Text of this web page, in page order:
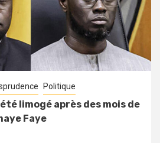
Politique
limogé après des mois de
Faye